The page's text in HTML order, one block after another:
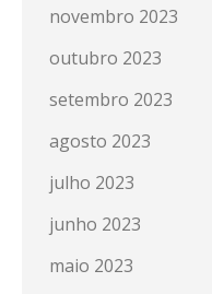
novembro 2023
outubro 2023
setembro 2023
agosto 2023
julho 2023
junho 2023
maio 2023